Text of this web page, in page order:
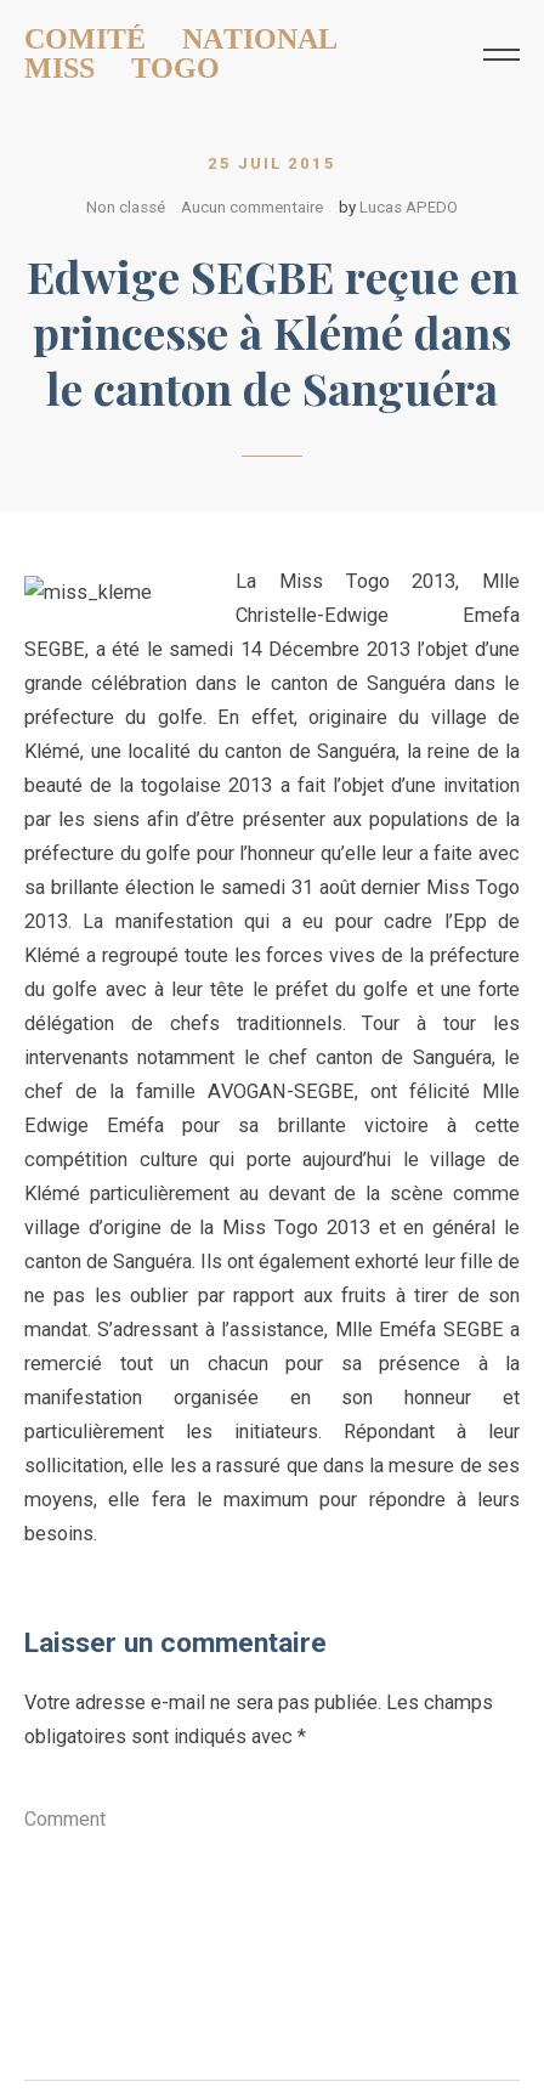
COMITÉ NATIONAL
MISS TOGO
25 JUIL 2015
Non classé Aucun commentaire by Lucas APEDO
Edwige SEGBE reçue en
princesse à Klémé dans
le canton de Sanguéra
La Miss Togo 2013, Mlle
Christelle-Edwige Emefa
SEGBE, a été le samedi 14 Décembre 2013 l’objet d’une
grande célébration dans le canton de Sanguéra dans le
préfecture du golfe. En effet, originaire du village de
Klémé, une localité du canton de Sanguéra, la reine de la
beauté de la togolaise 2013 a fait l’objet d’une invitation
par les siens afin d’être présenter aux populations de la
préfecture du golfe pour l’honneur qu’elle leur a faite avec
sa brillante élection le samedi 31 août dernier Miss Togo
2013. La manifestation qui a eu pour cadre l’Epp de
Klémé a regroupé toute les forces vives de la préfecture
du golfe avec à leur tête le préfet du golfe et une forte
délégation de chefs traditionnels. Tour à tour les
intervenants notamment le chef canton de Sanguéra, le
chef de la famille AVOGAN-SEGBE, ont félicité Mlle
Edwige Eméfa pour sa brillante victoire à cette
compétition culture qui porte aujourd’hui le village de
Klémé particulièrement au devant de la scène comme
village d’origine de la Miss Togo 2013 et en général le
canton de Sanguéra. Ils ont également exhorté leur fille de
ne pas les oublier par rapport aux fruits à tirer de son
mandat. S’adressant à l’assistance, Mlle Eméfa SEGBE a
remercié tout un chacun pour sa présence à la
manifestation organisée en son honneur et
particulièrement les initiateurs. Répondant à leur
sollicitation, elle les a rassuré que dans la mesure de ses
moyens, elle fera le maximum pour répondre à leurs
besoins.
Laisser un commentaire
Votre adresse e-mail ne sera pas publiée. Les champs
obligatoires sont indiqués avec *
Comment